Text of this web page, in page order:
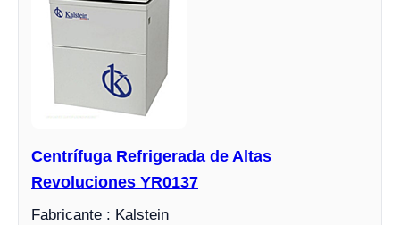
Centrífuga Refrigerada de Altas
Revoluciones YR0137
Fabricante : Kalstein